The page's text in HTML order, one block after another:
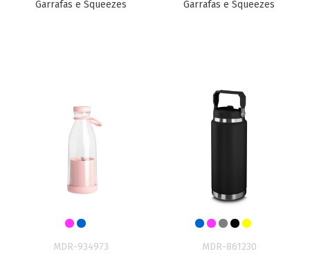
Garrafas e Squeezes Garrafas e Squeezes
MDR-934973
MDR-861230